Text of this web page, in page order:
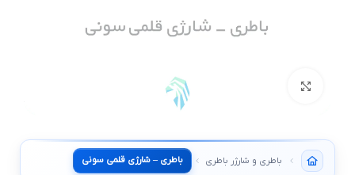
باطری و شارژر باطری باطری – شارژی قلمی سونی